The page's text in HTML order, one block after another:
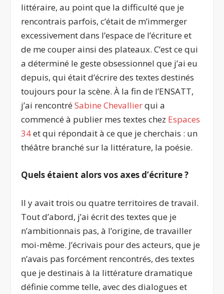
littéraire, au point que la difficulté que je
rencontrais parfois, c’était de m’immerger
excessivement dans l’espace de l’écriture et
de me couper ainsi des plateaux. C’est ce qui
a déterminé le geste obsessionnel que j’ai eu
depuis, qui était d’écrire des textes destinés
toujours pour la scène. À la fin de l’ENSATT,
j’ai rencontréSabine Chevallierqui a
commencé à publier mes textes chez Espaces
34et qui répondait à ce que je cherchais : un
théâtre branché sur la littérature, la poésie.
Quels étaient alors vos axes d’écriture ?
Il y avait trois ou quatre territoires de travail.
Tout d’abord, j’ai écrit des textes que je
n’ambitionnais pas, à l’origine, de travailler
moi-même. J’écrivais pour des acteurs, que je
n’avais pas forcément rencontrés, des textes
que je destinais à la littérature dramatique
définie comme telle, avec des dialogues et